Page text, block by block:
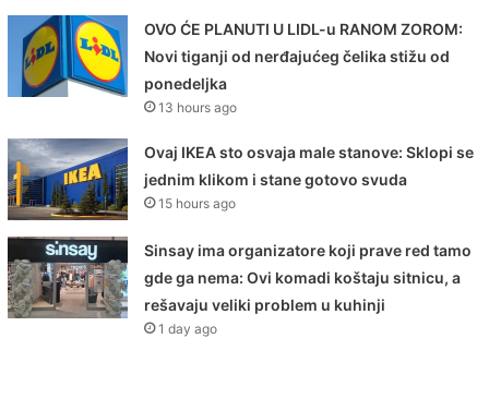
OVO ĆE PLANUTI U LIDL-u RANOM ZOROM:
Novi tiganji od nerđajućeg čelika stižu od
ponedeljka
13 hours ago
Ovaj IKEA sto osvaja male stanove: Sklopi se
jednim klikom i stane gotovo svuda
15 hours ago
Sinsay ima organizatore koji prave red tamo
gde ga nema: Ovi komadi koštaju sitnicu, a
rešavaju veliki problem u kuhinji
1 day ago